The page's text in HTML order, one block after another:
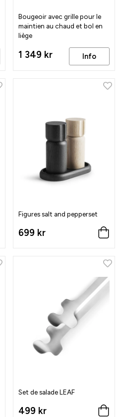
Bougeoir avec grille pour le
maintien au chaud et bol en
liège
1 349 kr Info
Figures salt and pepperset
699 kr
Set de salade LEAF
499 kr